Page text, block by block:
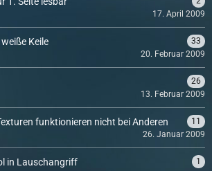
17. April 2009
Keile
33
20. Februar 2009
26
13. Februar 2009
funktionieren nicht bei Anderen
11
26. Januar 2009
in Lauschangriff
1